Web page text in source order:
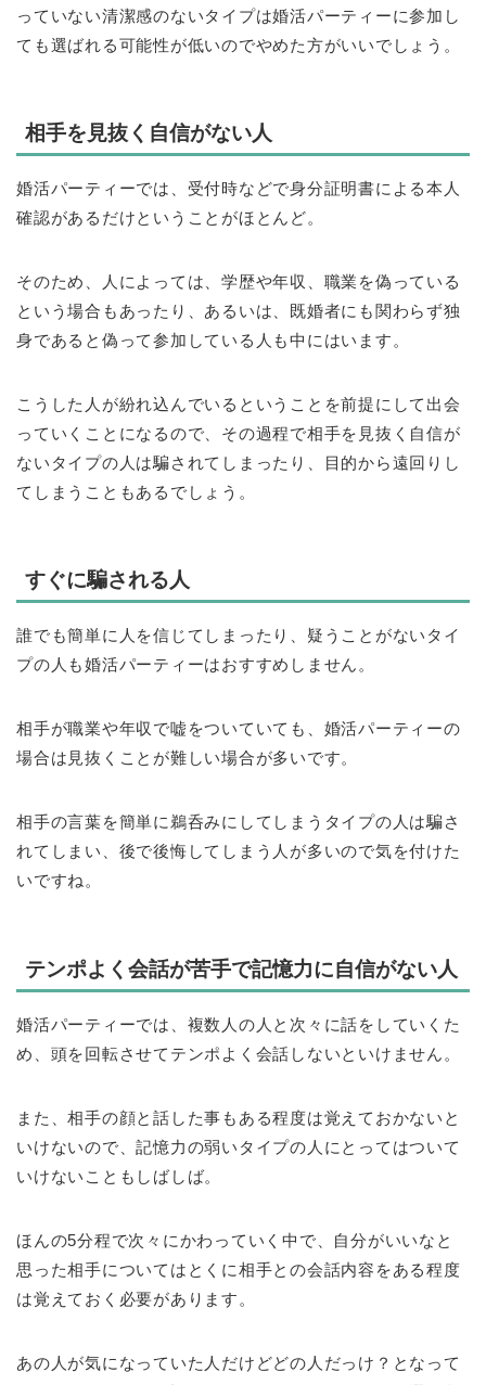
っていない清潔感のないタイプは婚活パーティーに参加し
ても選ばれる可能性が低いのでやめた方がいいでしょう。
相手を見抜く自信がない人
婚活パーティーでは、受付時などで身分証明書による本人
確認があるだけということがほとんど。
そのため、人によっては、学歴や年収、職業を偽っている
という場合もあったり、あるいは、既婚者にも関わらず独
身であると偽って参加している人も中にはいます。
こうした人が紛れ込んでいるということを前提にして出会
っていくことになるので、その過程で相手を見抜く自信が
ないタイプの人は騙されてしまったり、目的から遠回りし
てしまうこともあるでしょう。
すぐに騙される人
誰でも簡単に人を信じてしまったり、疑うことがないタイ
プの人も婚活パーティーはおすすめしません。
相手が職業や年収で嘘をついていても、婚活パーティーの
場合は見抜くことが難しい場合が多いです。
相手の言葉を簡単に鵜呑みにしてしまうタイプの人は騙さ
れてしまい、後で後悔してしまう人が多いので気を付けた
いですね。
テンポよく会話が苦手で記憶力に自信がない人
婚活パーティーでは、複数人の人と次々に話をしていくた
め、頭を回転させてテンポよく会話しないといけません。
また、相手の顔と話した事もある程度は覚えておかないと
いけないので、記憶力の弱いタイプの人にとってはついて
いけないこともしばしば。
ほんの5分程で次々にかわっていく中で、自分がいいなと
思った相手についてはとくに相手との会話内容をある程度
は覚えておく必要があります。
あの人が気になっていた人だけどどの人だっけ？となって